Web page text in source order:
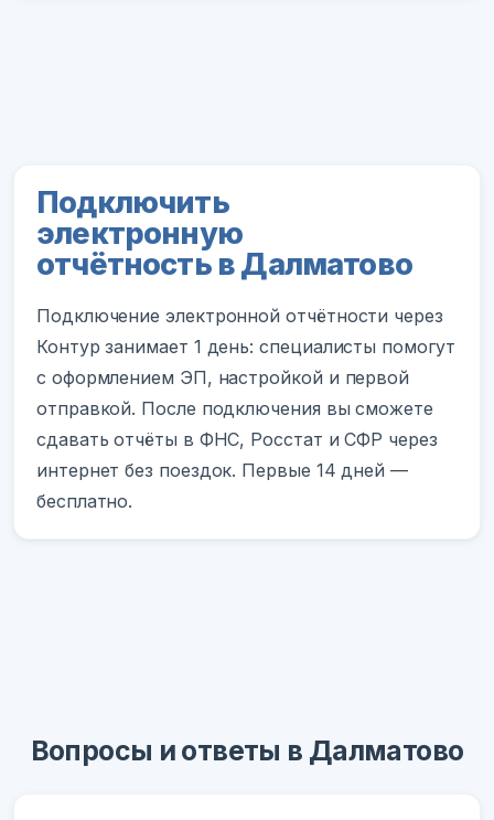
Подключить
электронную
отчётность в Далматово
Подключение электронной отчётности через
Контур занимает 1 день: специалисты помогут
с оформлением ЭП, настройкой и первой
отправкой. После подключения вы сможете
сдавать отчёты в ФНС, Росстат и СФР через
интернет без поездок. Первые 14 дней —
бесплатно.
Вопросы и ответы в Далматово